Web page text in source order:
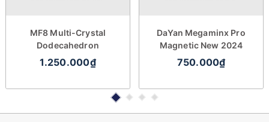
MF8 Multi-Crystal
Dodecahedron
1.250.000₫
DaYan Megaminx Pro
Magnetic New 2024
750.000₫